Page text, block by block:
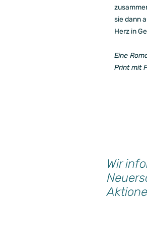
sie dann
Herz in
Eine
Print mit
Wir